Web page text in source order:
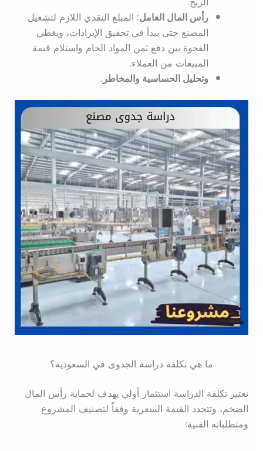
رأس المال العامل:المبلغ النقدي اللازم لتشغيل
المصنع حتى يبدأ في تحقيق الإيرادات، ويغطي
الفجوة بين دفع ثمن المواد الخام واستلام قيمة
المبيعات من العملاء.
وتحليل الحساسية والمخاطر.
ما هي تكلفة دراسة الجدوى في السعودية؟
تعتبر تكلفة الدراسة استثمار أولي يهدف لحماية رأس المال
الضخم، وتتحدد القيمة السعرية وفقاً لتصنيف المشروع
ومتطلباته الفنية: